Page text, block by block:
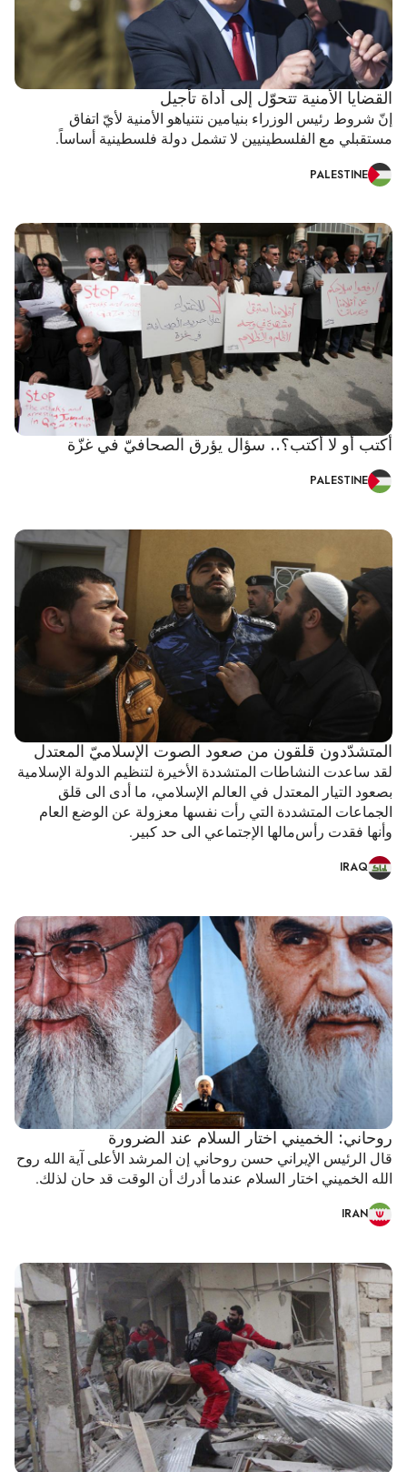
القضايا الأمنية تتحوّل إلى أداة تأجيل
إنّ شروط رئيس الوزراء بنيامين نتنياهو الأمنية لأيّ اتفاق
مستقبلي مع الفلسطينيين لا تشمل دولة فلسطينية أساساً.
PALESTINE
أكتب أو لا أكتب؟.. سؤال يؤرق الصحافيّ في غزّة
PALESTINE
المتشدّدون قلقون من صعود الصوت الإسلاميّ المعتدل
لقد ساعدت النشاطات المتشددة الأخيرة لتنظيم الدولة الإسلامية
بصعود التيار المعتدل في العالم الإسلامي، ما أدى الى قلق
الجماعات المتشددة التي رأت نفسها معزولة عن الوضع العام
وأنها فقدت رأس‌مالها الإجتماعي الى حد كبير.
IRAQ
روحاني: الخميني اختار السلام عند الضرورة
قال الرئيس الإيراني حسن روحاني إن المرشد الأعلى آية الله روح
الله الخميني اختار السلام عندما أدرك أن الوقت قد حان لذلك.
IRAN